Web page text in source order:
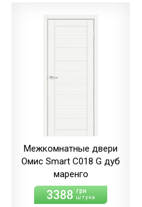
Межкомнатные двери
Омис Smart С018 G дуб
маренго
3388 грн
штука